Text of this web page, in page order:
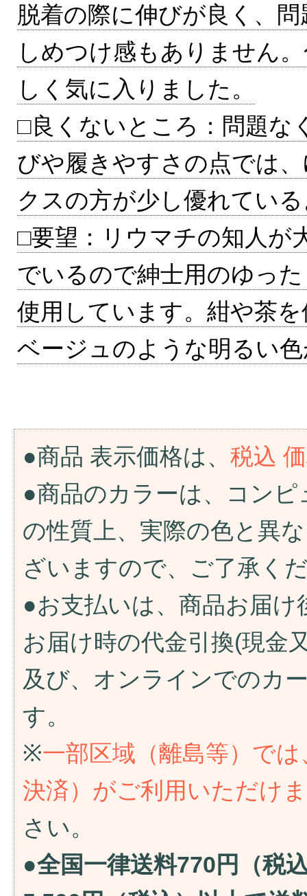
脱着の際に伸びが良く、
しめつけ感もありません
しく気に入りました。
□良くないところ：問題な
びや履きやすさの点では
クスの方が少し優れてい
□要望：リウマチの知人が
でいるので紳士用のゆっ
使用しています。紺や茶
ベージュのような明るい
●商品 表示価格は、 税込
●商品のカラーは、コン
の性質上、実際の色と異
ざいますので、ご了承く
●お支払いは、商品お届け
お届け時の代金引換(現金
及び、オンラインでのカ
す。
※一部区域（離島等）で
決済）がご利用いただけ
さい。
●全国一律送料770円（税